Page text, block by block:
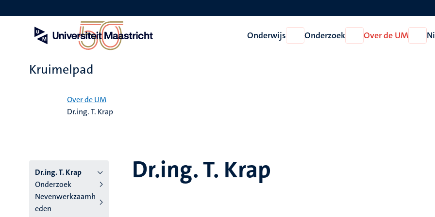
en
Onderwijs
Open
Onderwijs
Onderzoek
Open
Onderzoek
Over de UM
Open
Over
Kruimelpad
Over de UM
Dr.ing. T. Krap
Dr.ing. T. Krap
Onderzoek
Nevenwerkzaamh
eden
Dr.ing. T. Krap